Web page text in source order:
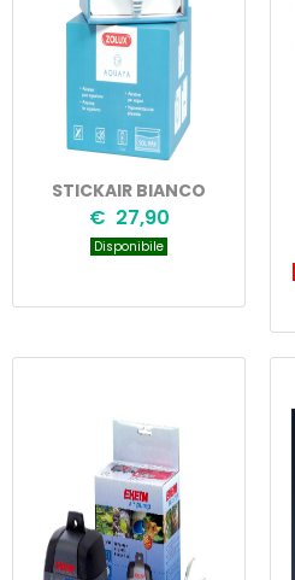
STICKAIR BIANCO
€ 27,90
Disponibile